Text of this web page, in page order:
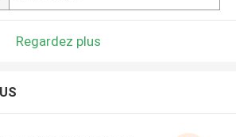
Regardez plus